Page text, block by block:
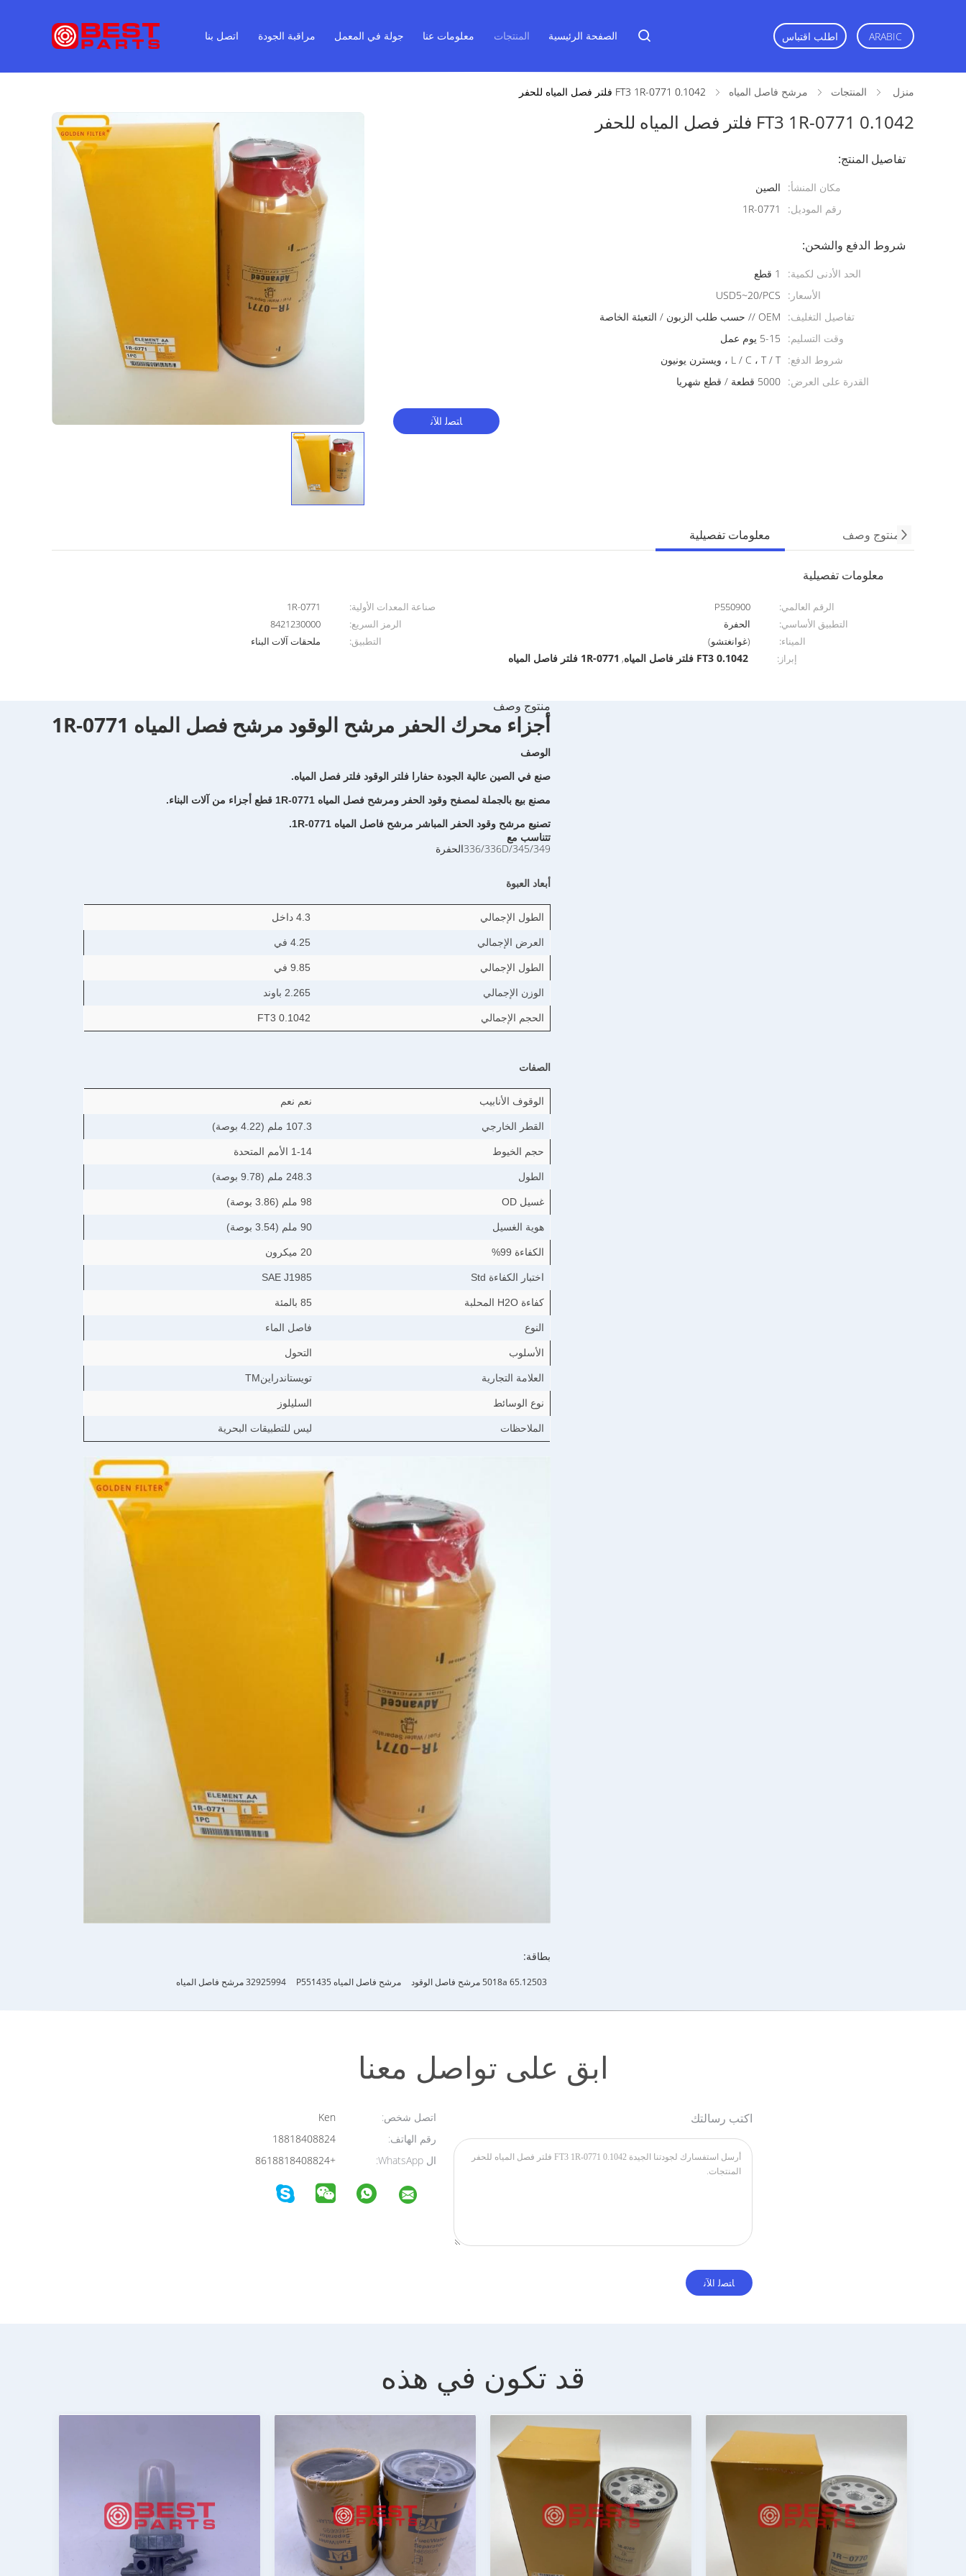
الصفحة الرئيسية المنتجات معلومات عنا جولة في المعمل مراقبة الجودة اتصل بنا اطلب اقتباس ARABIC
منزل المنتجات مرشح فاصل المياه 0.1042 FT3 1R-0771 فلتر فصل المياه للحفر
0.1042 FT3 1R-0771 فلتر فصل المياه للحفر
تفاصيل المنتج:
مكان المنشأ:
الصين
رقم الموديل:
1R-0771
شروط الدفع والشحن:
الحد الأدنى لكمية:
1 قطع
الأسعار:
USD5~20/PCS
تفاصيل التغليف:
OEM // حسب طلب الزبون / التعبئة الخاصة
وقت التسليم:
5-15 يوم عمل
شروط الدفع: L / C ، T / T ، ويسترن يونيون
القدرة على العرض: 5000 قطعة / قطع شهريا
ﺎﺘﺼﻟ ﺍﻶﻧ
معلومات تفصيلية منتوج وصف
معلومات تفصيلية
الرقم العالمي: P550900 صناعة المعدات الأولية:
1R-0771
التطبيق الأساسي:
الحفرة الرمز السريع:
8421230000
الميناء:
(غوانغتشو) التطبيق:
ملحقات آلات البناء
إبراز:
0.1042 FT3 فلتر فاصل المياه , 1R-0771 فلتر فاصل المياه
منتوج وصف
أجزاء محرك الحفر مرشح الوقود مرشح فصل المياه 1R-0771
الوصف
صنع في الصين عالية الجودة حفارا فلتر الوقود فلتر فصل المياه.
مصنع بيع بالجملة لمصفح وقود الحفر ومرشح فصل المياه 1R-0771 قطع أجزاء من آلات البناء.
تصنيع مرشح وقود الحفر المباشر مرشح فاصل المياه 1R-0771.
تتناسب مع
336/336D/345/349الحفرة
أبعاد العبوة
الطول الإجمالي 4.3 داخل
العرض الإجمالي 4.25 في
الطول الإجمالي 9.85 في
الوزن الإجمالي 2.265 باوند
الحجم الإجمالي 0.1042 FT3
الصفات
الوقوف الأنابيب نعم نعم
القطر الخارجي 107.3 ملم (4.22 بوصة)
حجم الخيوط 1-14 الأمم المتحدة
الطول 248.3 ملم (9.78 بوصة)
غسيل OD 98 ملم (3.86 بوصة)
هوية الغسيل 90 ملم (3.54 بوصة)
الكفاءة 99% 20 ميكرون
اختبار الكفاءة Std SAE J1985
كفاءة H2O المحلبة 85 بالمئة
النوع فاصل الماء
الأسلوب التحول
العلامة التجارية تويستاندراينTM
نوع الوسائط السليلوز
الملاحظات ليس للتطبيقات البحرية
بطاقة:
65.12503 5018a مرشح فاصل الوقود مرشح فاصل المياه P551435 32925994 مرشح فاصل المياه
ابق على تواصل معنا
اتصل شخص:
رقم الهاتف:
ال WhatsApp:
+8618818408824
اكتب رسالتك
قد تكون في هذه